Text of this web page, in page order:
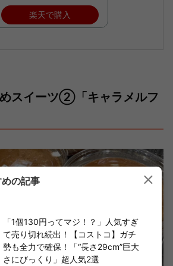
楽天で購入
スイーツ②「キャラメルフ
の記事
「1個130円ってマジ！？」人気すぎ
て売り切れ続出！【コストコ】ガチ
勢も全力で確保！「“長さ29cm”巨大
さにびっくり」超人気2選